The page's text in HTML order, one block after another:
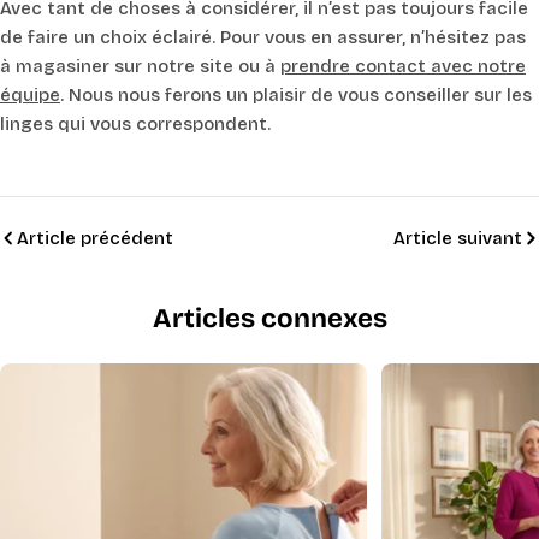
Avec tant de choses à considérer, il n’est pas toujours facile
de faire un choix éclairé. Pour vous en assurer, n’hésitez pas
à magasiner sur notre site ou à prendre contact avec notre
équipe. Nous nous ferons un plaisir de vous conseiller sur les
linges qui vous correspondent.
Article précédent Article suivant
Articles connexes